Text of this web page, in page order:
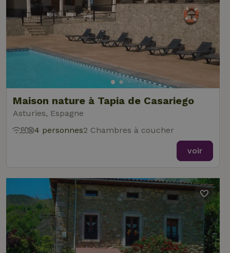
Maison nature à Tapia de Casariego
Asturies, Espagne
4 personnes2 Chambres à coucher
voir